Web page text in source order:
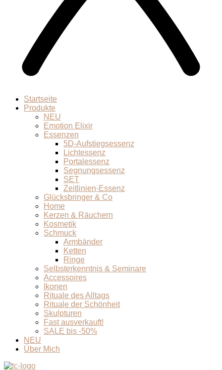
Startseite
Produkte
NEU
Emotion Elixir
Essenzen
5D-Aufstiegsessenz
Lichtessenz
Portalessenz
Segnungsessenz
SET
Zeitlinien-Essenz
Glücksbringer & Co
Home
Kerzen & Räuchern
Kosmetik
Schmuck
Armbänder
Ketten
Ringe
Selbsterkenntnis & Seminare
Accessoires
Ikonen
Rituale des Alltags
Rituale der Schönheit
Skulpturen
Fast ausverkauft!
SALE bis -50%
NEU
Über Mich